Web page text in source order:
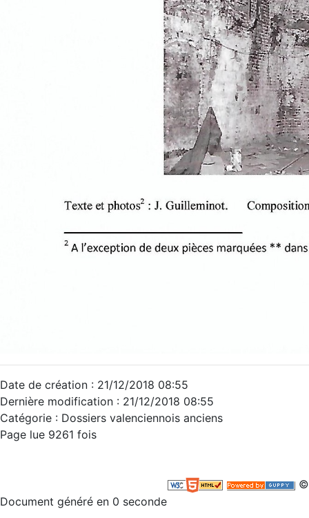
Date de création : 21/12/2018 08:55
Dernière modification : 21/12/2018 08:55
Catégorie : Dossiers valenciennois anciens
Page lue 9261 fois
©
Document généré en 0 seconde